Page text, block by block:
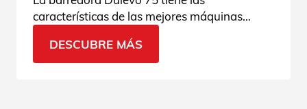
características de las mejores máquinas
excepcionales. ¡Descúbrela!
DESCUBRE MÁS